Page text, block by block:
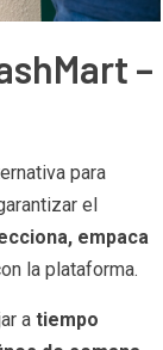
–
para
el
empaca
la plataforma.
a tiempo